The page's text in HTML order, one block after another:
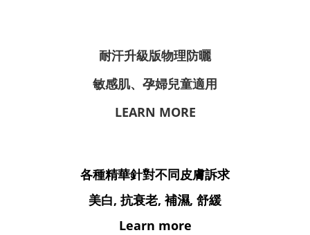
耐汗升級版物理防曬
敏感肌、孕婦兒童適用
LEARN MORE
各種精華針對不同皮膚訴求
美白, 抗衰老, 補濕, 舒緩
Learn more